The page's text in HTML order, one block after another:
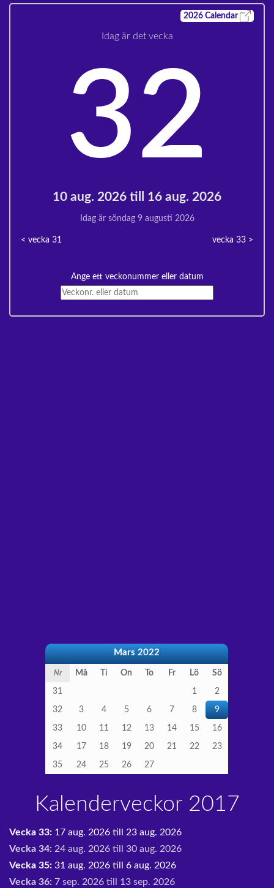
2026 Calendar
Idag är det vecka
32
10 aug. 2026 till 16 aug. 2026
Idag är söndag 9 augusti 2026
< vecka31 vecka 33>
Ange ett veckonummer eller datum
Mars 2022
Nr Må Ti On To Fr Lö Sö
31 1 2
32 3 4 5 6 7 8 9
33 10 11 12 13 14 15 16
34 17 18 19 20 21 22 23
35 24 25 26 27
Kalenderveckor 2017
Vecka 33: 17 aug. 2026 till 23 aug. 2026
Vecka 34: 24 aug. 2026 till 30 aug. 2026
Vecka 35: 31 aug. 2026 till 6 aug. 2026
Vecka 36: 7 sep. 2026 till 13 sep. 2026